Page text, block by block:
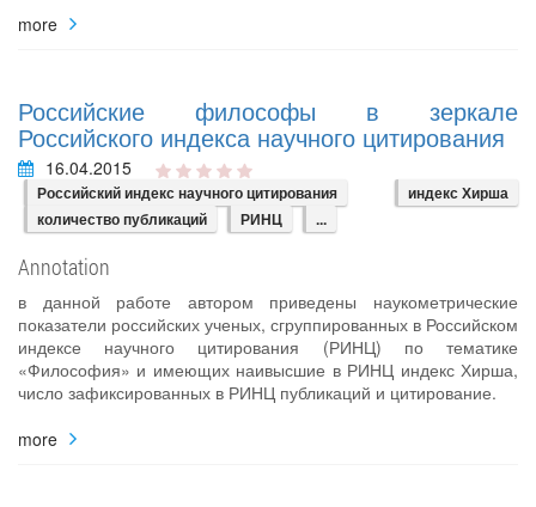
more
Российские философы в зеркале
Российского индекса научного цитирования
16.04.2015
Российский индекс научного цитирования
индекс Хирша
количество публикаций
РИНЦ ...
Annotation
в данной работе автором приведены наукометрические
показатели российских ученых, сгруппированных в Российском
индексе научного цитирования (РИНЦ) по тематике
«Философия» и имеющих наивысшие в РИНЦ индекс Хирша,
число зафиксированных в РИНЦ публикаций и цитирование.
more